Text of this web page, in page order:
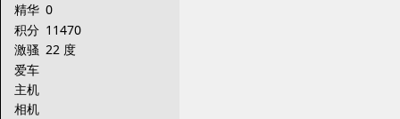
精华 0
积分 11470
激骚 22 度
爱车
主机
相机